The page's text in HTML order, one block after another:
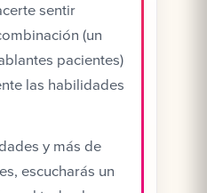
sentir
(un
pacientes)
las habilidades
y más de
escucharás un